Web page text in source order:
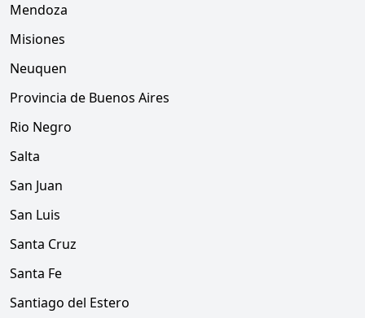
Mendoza
Misiones
Neuquen
Provincia de Buenos Aires
Rio Negro
Salta
San Juan
San Luis
Santa Cruz
Santa Fe
Santiago del Estero